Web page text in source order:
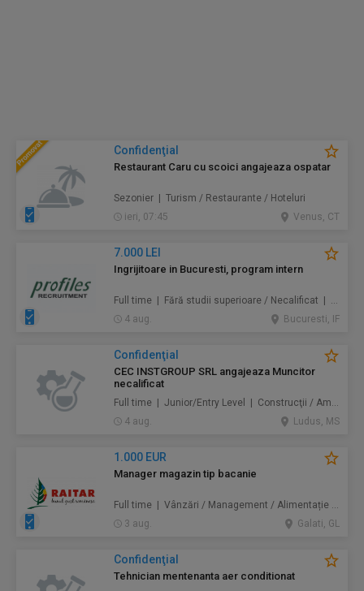
Confidenţial
Restaurant Caru cu scoici angajeaza ospatar
Sezonier | Turism / Restaurante / Hoteluri
ieri, 07:45
Venus, CT
7.000 LEI
Ingrijitoare in Bucuresti, program intern
Full time | Fără studii superioare / Necalificat | Au pair / Babysitter / Curăţenie / Prestări servicii
4 aug.
Bucuresti, IF
Confidenţial
CEC INSTGROUP SRL angajeaza Muncitor
necalificat
Full time | Junior/Entry Level | Construcţii / Amenajări
4 aug.
Ludus, MS
1.000 EUR
Manager magazin tip bacanie
Full time | Vânzări / Management / Alimentație / Comerț
3 aug.
Galati, GL
Confidenţial
Tehnician mentenanta aer conditionat